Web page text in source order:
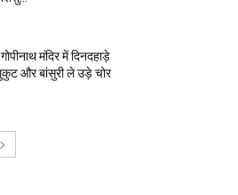
मंदिर में दिनदहाड़े
और बांसुरी ले उड़े चोर